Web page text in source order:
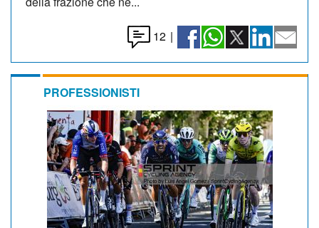
12 |
PROFESSIONISTI